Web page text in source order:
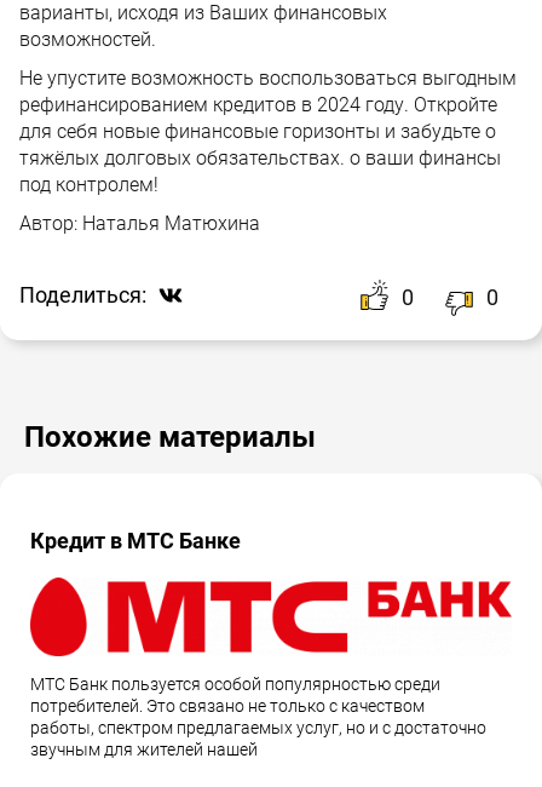
варианты, исходя из Ваших финансовых
возможностей.
Не упустите возможность воспользоваться выгодным
рефинансированием кредитов в 2024 году. Откройте
для себя новые финансовые горизонты и забудьте о
тяжёлых долговых обязательствах. о ваши финансы
под контролем!
Автор: Наталья Матюхина
Поделиться: 0 0
Похожие материалы
Кредит в МТС Банке
МТС Банк пользуется особой популярностью среди
потребителей. Это связано не только с качеством
работы, спектром предлагаемых услуг, но и с достаточно
звучным для жителей нашей